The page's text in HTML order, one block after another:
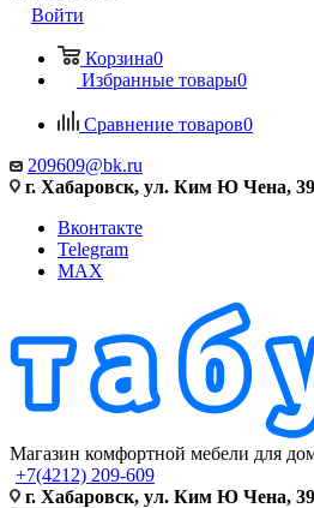
Войти
Корзина0
Избранные товары0
Сравнение товаров0
209609@bk.ru
г. Хабаровск, ул. Ким Ю Чена, 39
Вконтакте
Telegram
MAX
Магазин комфортной мебели для
+7(4212) 209-609
г. Хабаровск, ул. Ким Ю Чена, 39